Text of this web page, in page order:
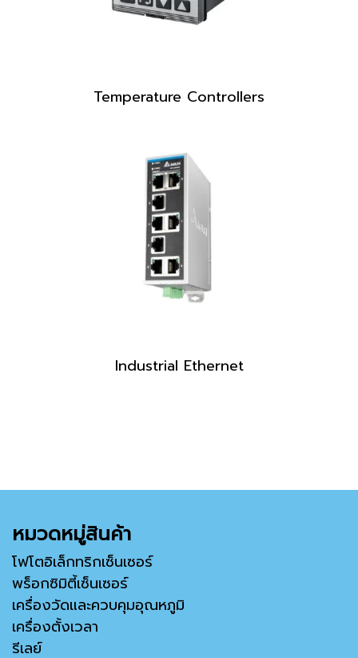
Temperature Controllers
Industrial Ethernet
หมวดหมู่สินค้า
โฟโตอิเล็กทริกเซ็นเซอร์
พร็อกซิมิตี้เซ็นเซอร์
เครื่องวัดและควบคุมอุณหภูมิ
เครื่องตั้งเวลา
รีเลย์